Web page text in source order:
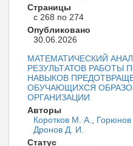
Страницы
с 268 по 274
Опубликовано
30.06.2026
МАТЕМАТИЧЕСКИЙ
РЕЗУЛЬТАТОВ
НАВЫКОВ
ОБУЧАЮЩИХСЯ
ОРГАНИЗАЦИИ
Авторы
Коротков М. А.
Горюнов
Дронов Д. И.
Статус